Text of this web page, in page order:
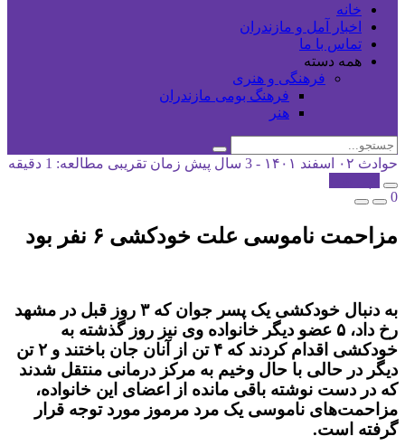
خانه
اخبار آمل و مازندران
تماس با ما
همه دسته
فرهنگی و هنری
فرهنگ بومی مازندران
هنر
حوادث ۰۲ اسفند ۱۴۰۱ - 3 سال پیش
زمان تقریبی مطالعه: 1 دقیقه
0
مزاحمت ناموسی علت خودکشی ۶ نفر بود
به دنبال خودکشی یک پسر جوان که ۳ روز قبل در مشهد
رخ داد، ۵ عضو دیگر خانواده وی نیز روز گذشته به
خودکشی اقدام کردند که ۴ تن از آنان جان باختند و ۲ تن
دیگر در حالی با حال وخیم به مرکز درمانی منتقل شدند
که در دست نوشته باقی مانده از اعضای این خانواده،
مزاحمت‌های ناموسی یک مرد مرموز مورد توجه قرار
گرفته است.